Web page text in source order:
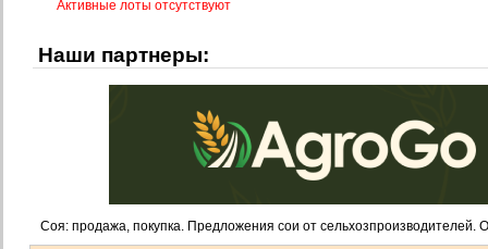
Активные лоты отсутствуют
Наши партнеры:
Соя: продажа, покупка. Предложения сои от сельхозпроизводителей.